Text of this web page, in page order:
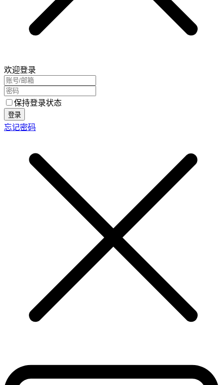
欢迎登录
保持登录状态
登录
忘记密码